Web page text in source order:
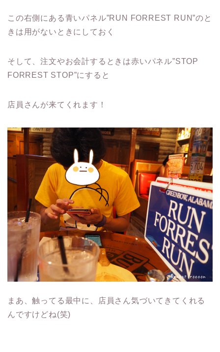
この右側にある青いパネル”RUN FORREST RUN”のと
きは用がないときにしておく
そして、注文やお会計するときは赤いパネル”STOP
FORREST STOP”にすると
店員さんが来てくれます！
まあ、触ってる最中に、店員さん気づいてきてくれる
んですけどね(笑)